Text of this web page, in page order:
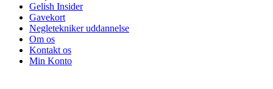
Gelish Insider
Gavekort
Negletekniker uddannelse
Om os
Kontakt os
Min Konto